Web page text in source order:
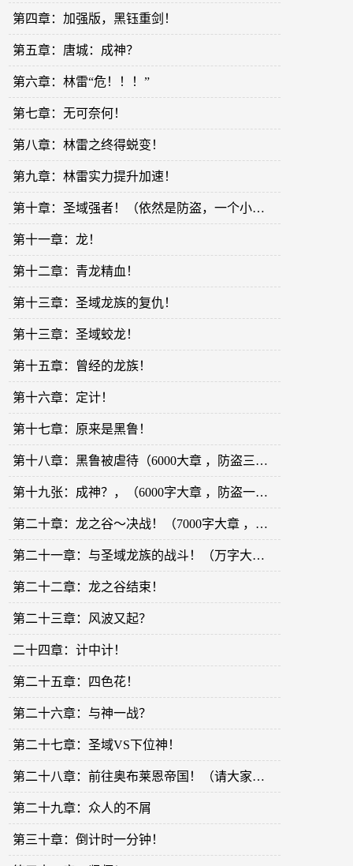
第四章：加强版，黑钰重剑！
第五章：唐城：成神？
第六章：林雷“危！！！”
第七章：无可奈何！
第八章：林雷之终得蜕变！
第九章：林雷实力提升加速！
第十章：圣域强者！（依然是防盗，一个小时后……可正常）
第十一章：龙！
第十二章：青龙精血！
第十三章：圣域龙族的复仇！
第十三章：圣域蛟龙！
第十五章：曾经的龙族！
第十六章：定计！
第十七章：原来是黑鲁！
第十八章：黑鲁被虐待（6000大章 ，防盗三十分钟！）
第十九张：成神？，（6000字大章 ，防盗一小时？）
第二十章：龙之谷～决战！（7000字大章 ，防盗一个小时！）
第二十一章：与圣域龙族的战斗！（万字大章 ，防盗半个小时！）
第二十二章：龙之谷结束！
第二十三章：风波又起？
二十四章：计中计！
第二十五章：四色花！
第二十六章：与神一战？
第二十七章：圣域VS下位神！
第二十八章：前往奥布莱恩帝国！（请大家第二天观看。）
第二十九章：众人的不屑
第三十章：倒计时一分钟！